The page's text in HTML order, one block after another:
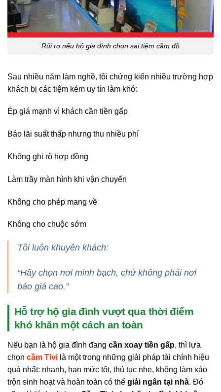
Rủi ro nếu hộ gia đình chọn sai tiệm cầm đồ
Sau nhiều năm làm nghề, tôi chứng kiến nhiều trường hợp
khách bị các tiệm kém uy tín làm khó:
Ép giá mạnh vì khách cần tiền gấp
Báo lãi suất thấp nhưng thu nhiều phí
Không ghi rõ hợp đồng
Làm trầy màn hình khi vận chuyển
Không cho phép mang về
Không cho chuộc sớm
Tôi luôn khuyên khách:
“Hãy chọn nơi minh bạch, chứ không phải nơi
báo giá cao.”
Hỗ trợ hộ gia đình vượt qua thời điểm
khó khăn một cách an toàn
Nếu bạn là hộ gia đình đang cần xoay tiền gấp, thì lựa
chọn cầm Tivi là một trong những giải pháp tài chính hiệu
quả nhất: nhanh, hạn mức tốt, thủ tục nhẹ, không làm xáo
trộn sinh hoạt và hoàn toàn có thể giải ngân tại nhà. Đó